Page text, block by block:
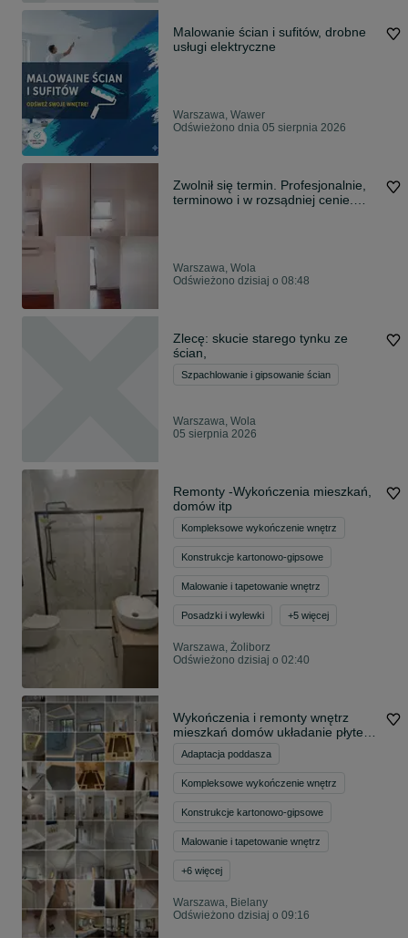
Malowanie ścian i sufitów, drobne
usługi elektryczne
Warszawa, Wawer
Odświeżono dnia 05 sierpnia 2026
Zwolnił się termin. Profesjonalnie,
terminowo i w rozsądniej cenie.
Warszawa, Wola
Odświeżono dzisiaj o 08:48
Zlecę: skucie starego tynku ze
ścian,
Szpachlowanie i gipsowanie ścian
Warszawa, Wola
05 sierpnia 2026
Remonty -Wykończenia mieszkań,
domów itp
Kompleksowe wykończenie wnętrz
Konstrukcje kartonowo-gipsowe
Malowanie i tapetowanie wnętrz
Posadzki i wylewki +5 więcej
Warszawa, Żoliborz
Odświeżono dzisiaj o 02:40
Wykończenia i remonty wnętrz
mieszkań domów układanie płytek
glazury gresu paneli malowanie
szpachlowanie gładzie gipsowe
glazurnik hydraulik malarz
Adaptacja poddasza
Kompleksowe wykończenie wnętrz
Konstrukcje kartonowo-gipsowe
Malowanie i tapetowanie wnętrz
+6 więcej
Warszawa, Bielany
Odświeżono dzisiaj o 09:16